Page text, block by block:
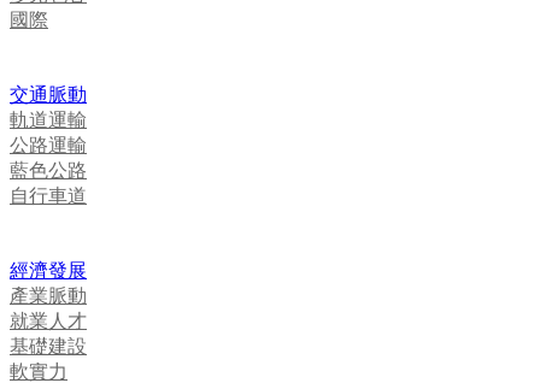
國際
交通脈動
軌道運輸
公路運輸
藍色公路
自行車道
經濟發展
產業脈動
就業人才
基礎建設
軟實力